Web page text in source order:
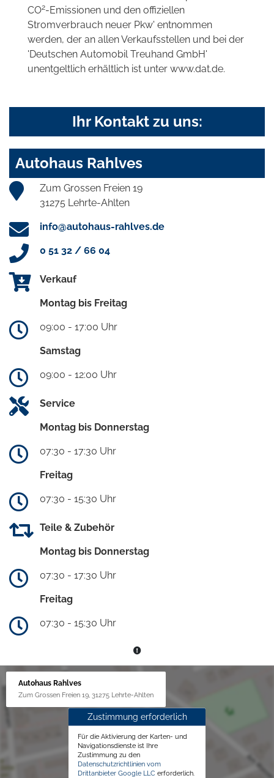
CO2-Emissionen und den offiziellen
Stromverbrauch neuer Pkw' entnommen
werden, der an allen Verkaufsstellen und bei der
'Deutschen Automobil Treuhand GmbH'
unentgeltlich erhältlich ist unter www.dat.de.
Ihr Kontakt zu uns:
Autohaus Rahlves
Zum Grossen Freien 19
31275 Lehrte-Ahlten
info@autohaus-rahlves.de
0 51 32 / 66 04
Verkauf
Montag bis Freitag
09:00 - 17:00 Uhr
Samstag
09:00 - 12:00 Uhr
Service
Montag bis Donnerstag
07:30 - 17:30 Uhr
Freitag
07:30 - 15:30 Uhr
Teile & Zubehör
Montag bis Donnerstag
07:30 - 17:30 Uhr
Freitag
07:30 - 15:30 Uhr
Autohaus Rahlves
Zum Grossen Freien 19, 31275 Lehrte-Ahlten
Zustimmung erforderlich
Für die Aktivierung der Karten- und
Navigationsdienste ist Ihre
Zustimmung zu den
Datenschutzrichtlinien vom
Drittanbieter Google LLC erforderlich.